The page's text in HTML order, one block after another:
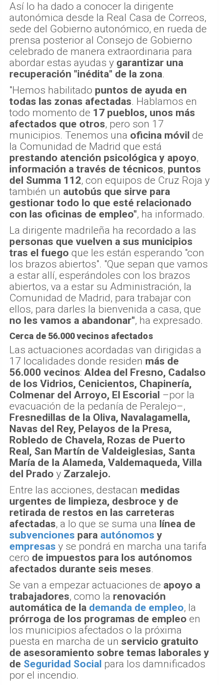
Así lo ha dado a conocer la dirigente
autonómica desde la Real Casa de Correos,
sede del Gobierno autonómico, en rueda de
prensa posterior al Consejo de Gobierno
celebrado de manera extraordinaria para
abordar estas ayudas y garantizar una
recuperación "inédita" de la zona.
"Hemos habilitado puntos de ayuda en
todas las zonas afectadas. Hablamos en
todo momento de 17 pueblos, unos más
afectados que otros, pero son 17
municipios. Tenemos una oficina móvil de
la Comunidad de Madrid que está
prestando atención psicológica y apoyo,
información a través de técnicos, puntos
del Summa 112, con equipos de Cruz Roja y
también un autobús que sirve para
gestionar todo lo que esté relacionado
con las oficinas de empleo", ha informado.
La dirigente madrileña ha recordado a las
personas que vuelven a sus municipios
tras el fuego que les están esperando "con
los brazos abiertos". "Que sepan que vamos
a estar allí, esperándoles con los brazos
abiertos, va a estar su Administración, la
Comunidad de Madrid, para trabajar con
ellos, para darles la bienvenida a casa, que
no les vamos a abandonar", ha expresado.
Cerca de 56.000 vecinos afectados
Las actuaciones acordadas van dirigidas a
17 localidades donde residen más de
56.000 vecinos: Aldea del Fresno, Cadalso
de los Vidrios, Cenicientos, Chapinería,
Colmenar del Arroyo, El Escorial –por la
evacuación de la pedanía de Peralejo–,
Fresnedillas de la Oliva, Navalagamella,
Navas del Rey, Pelayos de la Presa,
Robledo de Chavela, Rozas de Puerto
Real, San Martín de Valdeiglesias, Santa
María de la Alameda, Valdemaqueda, Villa
del Prado y Zarzalejo.
Entre las acciones, destacan medidas
urgentes de limpieza, desbroce y de
retirada de restos en las carreteras
afectadas, a lo que se suma una línea de
subvenciones para autónomos y
empresas y se pondrá en marcha una tarifa
cero de impuestos para los autónomos
afectados durante seis meses.
Se van a empezar actuaciones de apoyo a
trabajadores, como la renovación
automática de la demanda de empleo, la
prórroga de los programas de empleo en
los municipios afectados o la próxima
puesta en marcha de un servicio gratuito
de asesoramiento sobre temas laborales y
de Seguridad Social para los damnificados
por el incendio.